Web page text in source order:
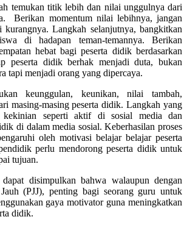
temukan titik lebih dan nilai unggulnya dari
Berikan momentum nilai lebihnya, jangan
kurangnya. Langkah selanjutnya, bangkitkan
di hadapan teman-temannya. Berikan
hebat bagi peserta didik berdasarkan
peserta didik berhak menjadi duta, bukan
tapi menjadi orang yang dipercaya.
keunggulan, keunikan, nilai tambah,
masing-masing peserta didik. Langkah yang
kekinian seperti aktif di sosial media dan
di dalam media sosial. Keberhasilan proses
oleh motivasi belajar belajar peserta
perlu mendorong peserta didik untuk
tujuan.
disimpulkan bahwa walaupun dengan
(PJJ), penting bagi seorang guru untuk
gaya motivator guna meningkatkan
didik.